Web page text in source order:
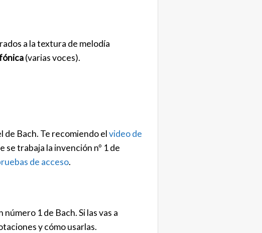
a la textura de melodía
(varias voces).
de Bach. Te recomiendo elvideo de
se trabaja la invención nº 1 de
de acceso.
1 de Bach. Si las vas a
y cómo usarlas.